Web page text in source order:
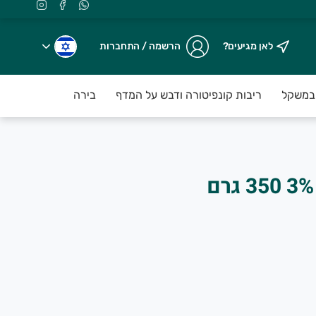
ובהפצה ברמת פרימיום עד פתח
לאן מגיעים? הרשמה / התחברות
ריבות קונפיטורה ודבש על המדף בירה על המדף